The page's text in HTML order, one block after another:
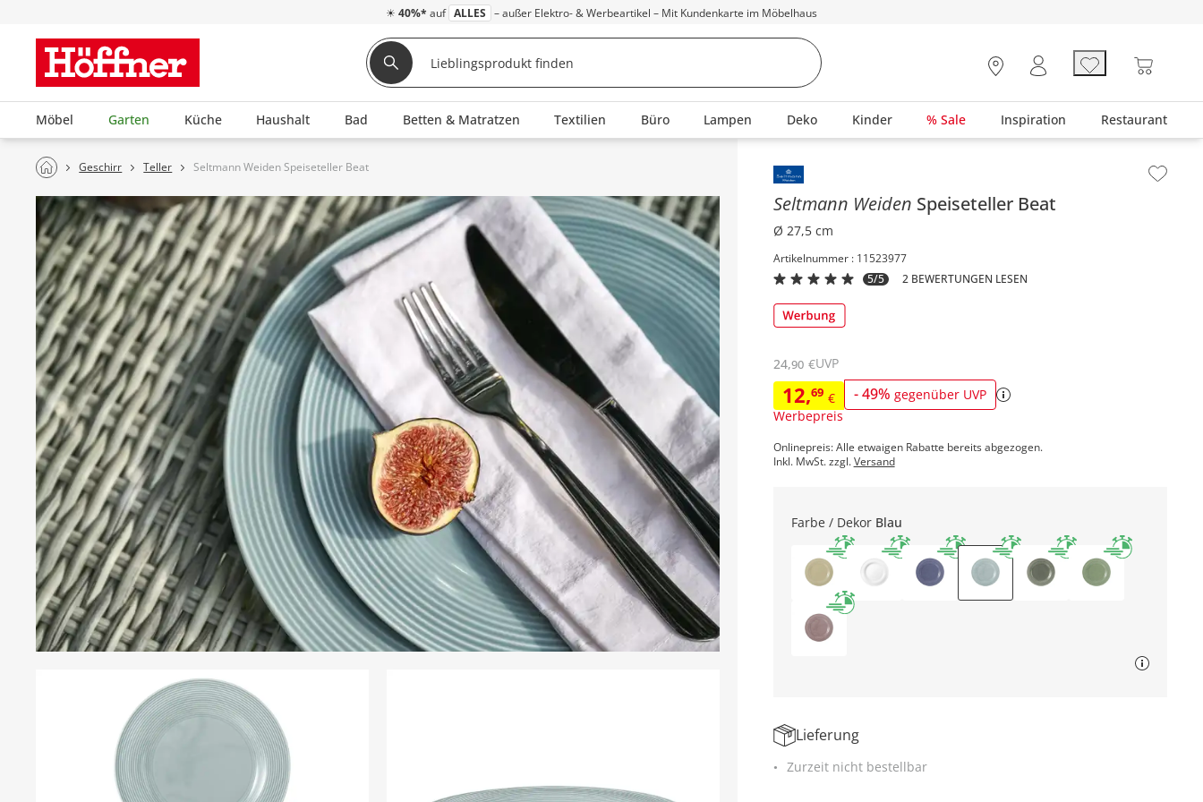
☀ 40%* auf ALLES – außer Elektro- & Werbeartikel – Mit Kundenkarte im Möbelhaus
Möbel Garten Küche Haushalt Bad Betten & Matratzen Textilien Büro Lampen Deko Kinder % Sale Inspiration Restaurant
Geschirr Teller Seltmann Weiden Speiseteller Beat Inhalt der Seitenleiste überspringen - Zum Seitenende
Seltmann Weiden Speiseteller Beat
Ø 27,5 cm
Artikelnummer : 11523977
5/5
2 BEWERTUNGEN LESEN
12,69 € -49% gegenüber UVP
Werbepreis
24,90 €UVP
Onlinepreis: Alle etwaigen Rabatte bereits abgezogen.
Inkl. MwSt. zzgl.Versand
Farbe / Dekor Blau
Lieferung
Zurzeit nicht bestellbar